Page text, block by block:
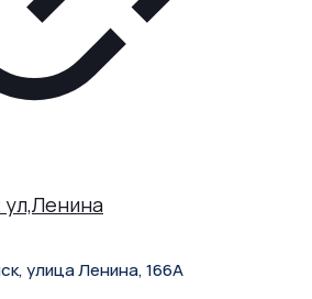
улица Ленина, 166А